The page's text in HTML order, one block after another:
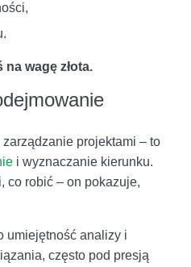
wagę złota.
zarządzanie projektami – to
i wyznaczanie kierunku.
co robić – on pokazuje,
umiejętność analizy i
często pod presją